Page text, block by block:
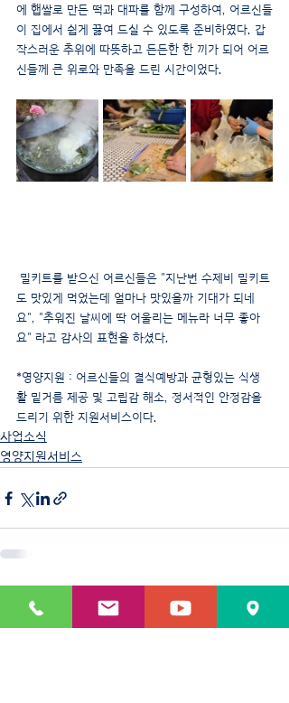
에 햅쌀로 만든 떡과 대파를 함께 구성하여, 어르신들
이 집에서 쉽게 끓여 드실 수 있도록 준비하였다. 갑
작스러운 추위에 따뜻하고 든든한 한 끼가 되어 어르
신들께 큰 위로와 만족을 드린 시간이었다.
도 맛있게 먹었는데 얼마나 맛있을까 기대가 되네
요", "추워진 날씨에 딱 어울리는 메뉴라 너무 좋아
요" 라고 감사의 표현을 하셨다.
*영양지원 : 어르신들의 결식예방과 균형있는 식생
활 밑거름 제공 및 고립감 해소, 정서적인 안정감을
드리기 위한 지원서비스이다.
사업소식
영양지원서비스
최근 게시물 전체 보기